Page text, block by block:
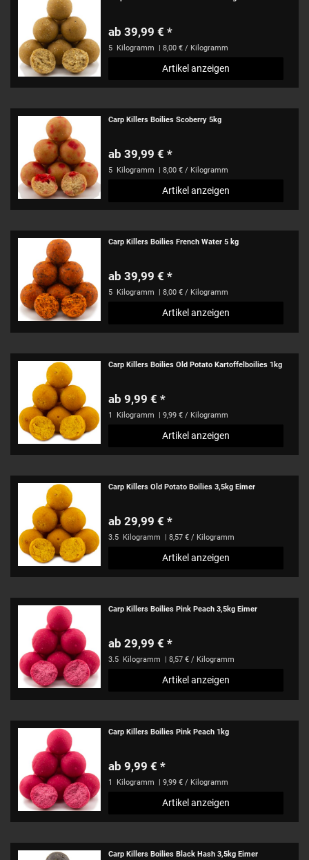
ab 39,99 € *
5 Kilogramm | 8,00 € / Kilogramm
Artikel anzeigen
Carp Killers Boilies Scoberry 5kg
ab 39,99 € *
5 Kilogramm | 8,00 € / Kilogramm
Artikel anzeigen
Carp Killers Boilies French Water 5 kg
ab 39,99 € *
5 Kilogramm | 8,00 € / Kilogramm
Artikel anzeigen
Carp Killers Boilies Old Potato Kartoffelboilies 1kg
ab 9,99 € *
1 Kilogramm | 9,99 € / Kilogramm
Artikel anzeigen
Carp Killers Old Potato Boilies 3,5kg Eimer
ab 29,99 € *
3.5 Kilogramm | 8,57 € / Kilogramm
Artikel anzeigen
Carp Killers Boilies Pink Peach 3,5kg Eimer
ab 29,99 € *
3.5 Kilogramm | 8,57 € / Kilogramm
Artikel anzeigen
Carp Killers Boilies Pink Peach 1kg
ab 9,99 € *
1 Kilogramm | 9,99 € / Kilogramm
Artikel anzeigen
Carp Killers Boilies Black Hash 3,5kg Eimer